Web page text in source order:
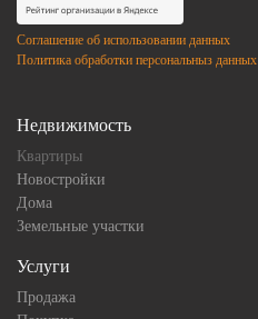
Соглашение об использовании данных
Политика обработки персональныз данных
Недвижимость
Квартиры
Новостройки
Дома
Земельные участки
Услуги
Продажа